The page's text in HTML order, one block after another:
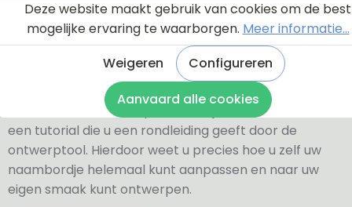
Ontwerptool
Via onderstaande knop komt u bij een instructie en
een tutorial die u een rondleiding geeft door de
ontwerptool. Hierdoor weet u precies hoe u zelf uw
naambordje helemaal kunt aanpassen en naar uw
eigen smaak kunt ontwerpen.
Deze website maakt gebruik van cookies om de best
mogelijke ervaring te waarborgen. Meer informatie...
Weigeren
Configureren
Aanvaard alle cookies